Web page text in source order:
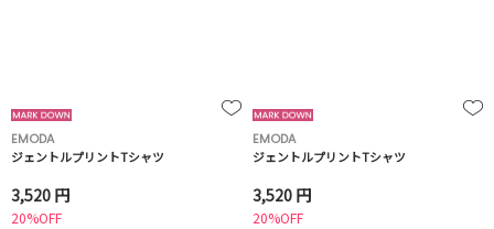
EMODA
ジェントルプリントTシャツ
3,520 円
20%OFF
EMODA
ジェントルプリントTシャツ
3,520 円
20%OFF